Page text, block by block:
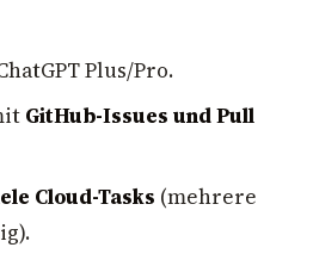
Plus/Pro.
GitHub-Issues und Pull
Cloud-Tasks (mehrere